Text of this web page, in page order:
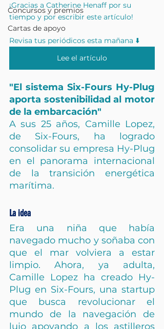
Concursos y premios
Cartas de apoyo
¡Gracias a Catherine Henaff por su
tiempo y por escribir este artículo!
Revisa tus periódicos esta mañana ⬇️
Lee el artículo
"El sistema Six-Fours Hy-Plug
aporta sostenibilidad al motor
de la embarcación"
A sus 25 años, Camille Lopez,
de Six-Fours, ha logrado
consolidar su empresa Hy-Plug
en el panorama internacional
de la transición energética
marítima.
La idea
Era una niña que había
navegado mucho y soñaba con
que el mar volviera a estar
limpio. Ahora, ya adulta,
Camille Lopez ha creado Hy-
Plug en Six-Fours, una startup
que busca revolucionar el
mundo de la navegación de
lujo apoyando a los astilleros